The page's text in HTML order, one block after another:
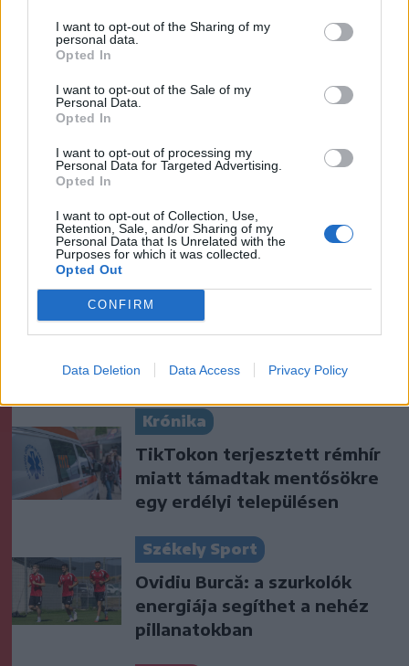
I want to opt-out of the Sharing of my
personal data.
Opted In
I want to opt-out of the Sale of my
Personal Data.
Opted In
I want to opt-out of processing my
Personal Data for Targeted Advertising.
Opted In
I want to opt-out of Collection, Use,
Retention, Sale, and/or Sharing of my
Personal Data that Is Unrelated with the
Purposes for which it was collected.
Opted Out
CONFIRM
Data Deletion Data Access Privacy Policy
Székelyhon
Fejszékkel támadtak a
terjedő álhír miatt – videóval
Székelyhon
Sikeres volt a vízterelés:
Duna vízszintje
Csernavodánál
Székely Sport
Egy évtized a háttérben – a
az SZFC kulisszái mögé
Krónika
TikTokon terjesztett rémhír
miatt támadtak mentősökre
egy erdélyi településen
Székely Sport
Ovidiu Burcă: a szurkolók
energiája segíthet a nehéz
pillanatokban